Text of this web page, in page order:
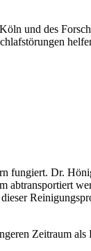
und des
fungiert. Dr.
abtransportiert
Zeitraum